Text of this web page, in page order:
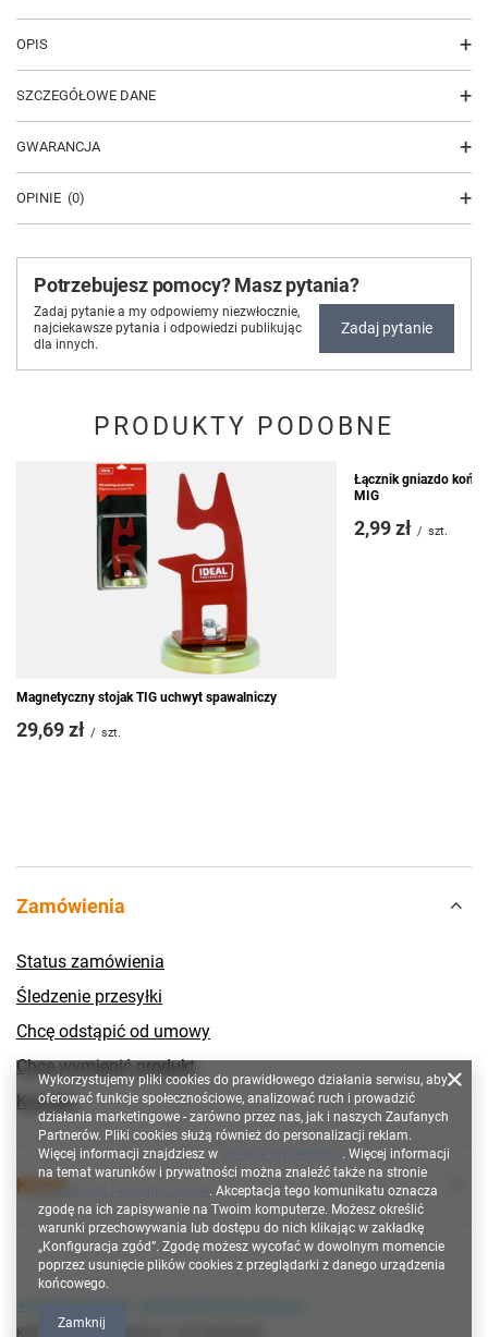
OPIS
SZCZEGÓŁOWE DANE
GWARANCJA
OPINIE (0)
Potrzebujesz pomocy? Masz pytania?
Zadaj pytanie a my odpowiemy niezwłocznie,
najciekawsze pytania i odpowiedzi publikując
dla innych.
Zadaj pytanie
PRODUKTY PODOBNE
Magnetyczny stojak TIG uchwyt spawalniczy
29,69 zł / szt.
Łącznik gniazdo
MIG
2,99 zł / szt.
Zamówienia
Status zamówienia
Śledzenie przesyłki
Chcę odstąpić od umowy
Chcę wymienić produkt
Kontakt
Konto
+48 790 628 300
KRONOS,Włókniarzy 1
Wykorzystujemy pliki cookies do prawidłowego działania serwisu, aby
oferować funkcje społecznościowe, analizować ruch i prowadzić
działania marketingowe - zarówno przez nas, jak i naszych Zaufanych
Partnerów. Pliki cookies służą również do personalizacji reklam.
Więcej informacji znajdziesz w
. Więcej informacji
na temat warunków i prywatności można znaleźć także na stronie
Prywatność i warunki Google . Akceptacja tego komunikatu oznacza
zgodę na ich zapisywanie na Twoim komputerze. Możesz określić
warunki przechowywania lub dostępu do nich klikając w zakładkę
„Konfiguracja zgód”. Zgodę możesz wycofać w dowolnym momencie
poprzez usunięcie plików cookies z przeglądarki z danego urządzenia
końcowego.
Zamknij